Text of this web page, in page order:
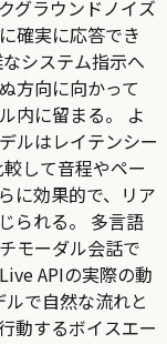
グラウンドノイズ
確実に応答でき
システム指示へ
方向に向かって
内に留まる。 よ
ルはレイテンシー
して音程やペー
に効果的で、リア
られる。 多言語
モーダル会話で
APIの実際の動
で自然な流れと
動するボイスエー